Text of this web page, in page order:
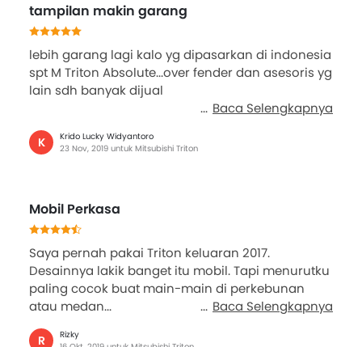
tampilan makin garang
lebih garang lagi kalo yg dipasarkan di indonesia
spt M Triton Absolute...over fender dan asesoris yg
lain sdh banyak dijual
Baca Selengkapnya
K
Krido Lucky Widyantoro
23 Nov, 2019 untuk Mitsubishi Triton
Mobil Perkasa
Saya pernah pakai Triton keluaran 2017.
Desainnya lakik banget itu mobil. Tapi menurutku
paling cocok buat main-main di perkebunan
atau medan...
Baca Selengkapnya
R
Rizky